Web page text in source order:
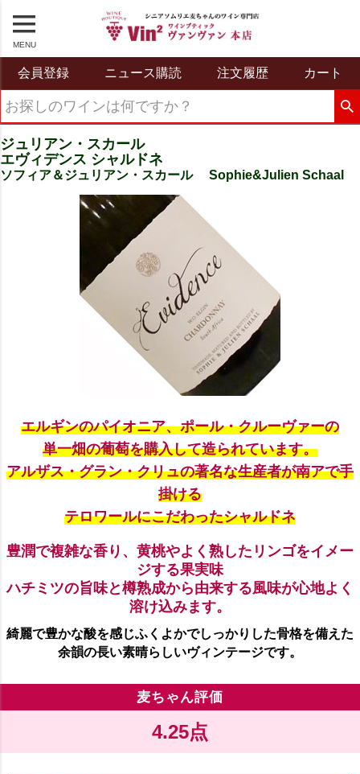
MENU
会員登録 ニュース購読 注文履歴 カート
ジュリアン・スカール
エヴィデンス シャルドネ
ソフィア＆ジュリアン・スカール Sophie&Julien Schaal
エルギンのパイオニア、ポール・クルーヴァーの
単一畑の葡萄を購入して造られています。
アルザス・グラン・クリュの著名な生産者が南アで手
掛ける
テロワールにこだわったシャルドネ
豊潤で複雑な香り、黄桃やよく熟したリンゴをイメー
ジする果実味
ハチミツの旨味と樽熟成から由来する風味が心地よく
溶け込みます。
綺麗で豊かな酸を感じふくよかでしっかりした骨格を備えた
余韻の長い素晴らしいヴィンテージです。
麦ちゃん評価
4.25点